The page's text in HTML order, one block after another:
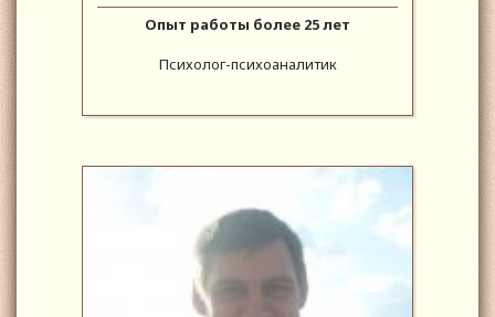
Опыт работы более 25 лет
Психолог-психоаналитик